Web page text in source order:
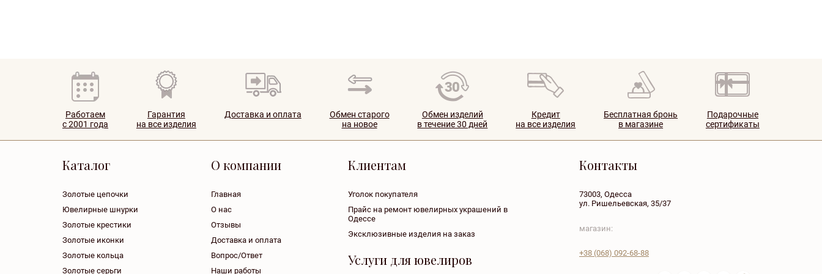
Работаем
с 2001 года
Гарантия
на все изделия
Доставка и оплата
Обмен старого
на новое
Обмен изделий
в течение 30 дней
Кредит
на все изделия
Бесплатная бронь
в магазине
Подарочные
сертификаты
Каталог
Золотые цепочки
Ювелирные шнурки
Золотые крестики
Золотые иконки
Золотые кольца
Золотые серьги
О компании
Главная
О нас
Отзывы
Доставка и оплата
Вопрос/Ответ
Наши работы
Клиентам
Уголок покупателя
Прайс на ремонт ювелирных украшений в
Одессе
Эксклюзивные изделия на заказ
Услуги для ювелиров
Контакты
73003, Одесса
ул. Ришельевская, 35/37
магазин:
+38 (068) 092-68-88